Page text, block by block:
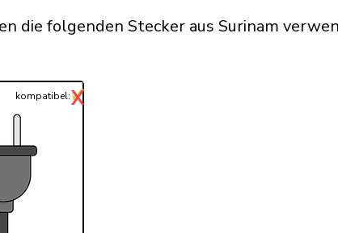
die folgenden Stecker aus Surinam
✓
kompatibel:X